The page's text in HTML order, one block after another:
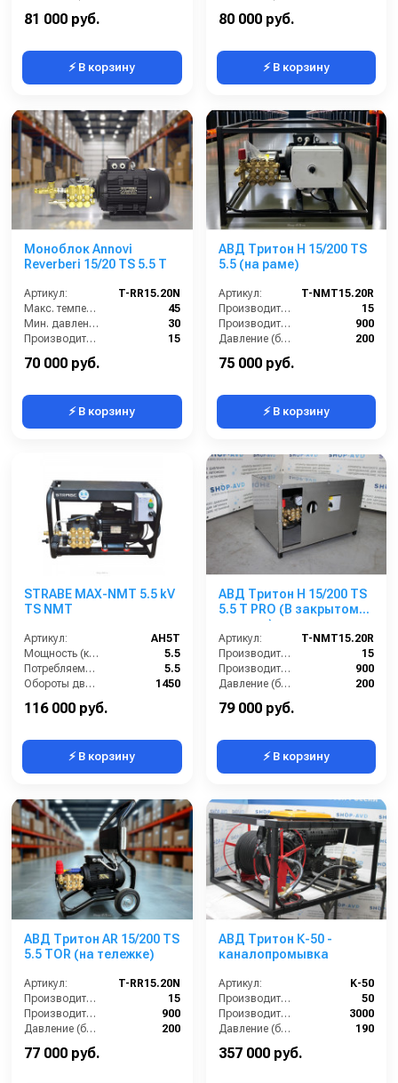
81 000 руб.
⚡ В корзину
80 000 руб.
⚡ В корзину
Моноблок Annovi
Reverberi 15/20 TS 5.5 T
Артикул:
T-RR15.20N
Макс. температура воды (°C):
45
Мин. давление (бар):
30
Производительность (л/мин):
15
Производительность (л/ч):
70 000 руб.
⚡ В корзину
АВД Тритон Н 15/200 TS
5.5 (на раме)
Артикул:
T-NMT15.20R
Производительность (л/мин):
15
Производительность (л/ч):
900
Давление (бар):
200
Напряжение (В):
75 000 руб.
⚡ В корзину
STRABE MAX-NMT 5.5 kV
TS NMT
Артикул:
AH5T
Мощность (кВт):
5.5
Потребляемая мощность (кВт):
5.5
Обороты двигателя (об/мин):
1450
116 000 руб.
⚡ В корзину
АВД Тритон H 15/200 TS
5.5 T PRO (В закрытом
корпусе)
Артикул:
T-NMT15.20R
Производительность (л/мин):
15
Производительность (л/ч):
900
Давление (бар):
200
Напряжение (В):
79 000 руб.
⚡ В корзину
АВД Тритон AR 15/200 TS
5.5 TOR (на тележке)
Артикул:
T-RR15.20N
Производительность (л/мин):
15
Производительность (л/ч):
900
Давление (бар):
200
77 000 руб.
АВД Тритон К-50 -
каналопромывка
Артикул:
K-50
Производительность (л/мин):
50
Производительность (л/ч):
3000
Давление (бар):
190
357 000 руб.